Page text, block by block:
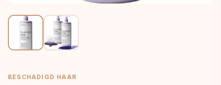
BESCHADIGD HAAR